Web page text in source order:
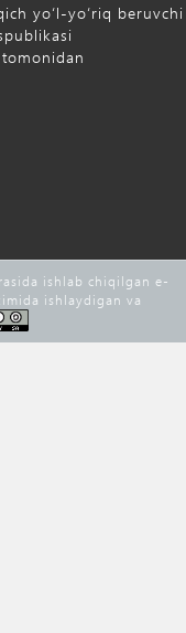
yo‘l-yo‘riq beruvchi
ishlab chiqilgan e-
ishlaydigan va